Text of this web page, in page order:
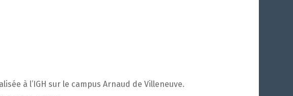
à l’IGH sur le campus Arnaud de Villeneuve.